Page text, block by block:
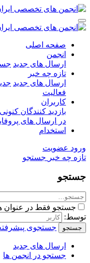
صفحه اصلی
انجمن
ارسال های جدید
تازه چه خبر
ارسال های جدید
فعالیت
کاربران
بازدید کنندگان کنونی
در ارسال های
استخدام
ورود عضویت
تازه چه خبر جستجو
جستجو
جستجو فقط در عنوان
توسط:
جستجو جستجوی
ارسال های جدید
جستجو در انجمن ها